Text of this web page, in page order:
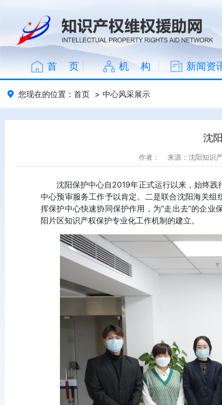
首 页 机 构 新闻资
您现在的位置： 首页 > 中心风采展示
沈
作者： 来源：沈阳知识
沈阳保护中心自2019年正式运行以来，始终
中心预审服务工作予以肯定。二是联合沈阳海关
挥保护中心快速协同保护作用，为“走出去”的企
阳片区知识产权保护专业化工作机制的建立。